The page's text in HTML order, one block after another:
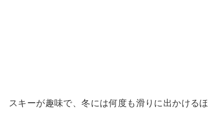
スキーが趣味で、冬には何度も滑りに出かけるほ